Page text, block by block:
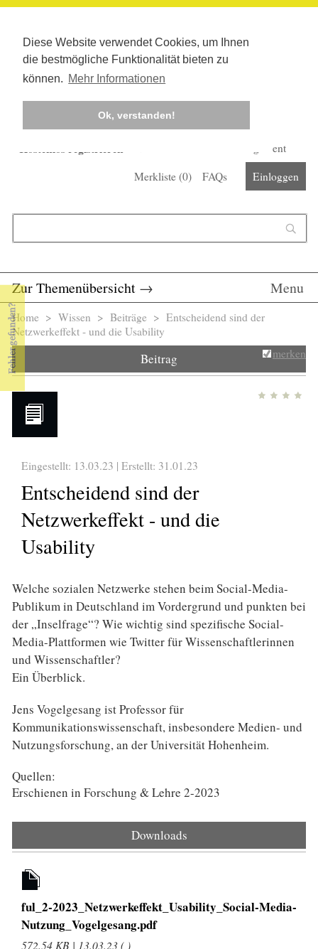
Diese Website verwendet Cookies, um Ihnen
die bestmögliche Funktionalität bieten zu
können. Mehr Informationen
Ok, verstanden!
Kostenlos registrieren
Corona-Management
Merkliste (0) FAQs Einloggen
Zur Themenübersicht → Menu
Sie sind hier
Home > Wissen > Beiträge > Entscheidend sind der
Netzwerkeffekt - und die Usability
Beitrag merken
Eingestellt: 13.03.23 | Erstellt: 31.01.23
Entscheidend sind der
Netzwerkeffekt - und die
Usability
Welche sozialen Netzwerke stehen beim Social-Media-
Publikum in Deutschland im Vordergrund und punkten bei
der „Inselfrage“? Wie wichtig sind spezifische Social-
Media-Plattformen wie Twitter für Wissenschaftlerinnen
und Wissenschaftler?
Ein Überblick.
Jens Vogelgesang ist Professor für
Kommunikationswissenschaft, insbesondere Medien- und
Nutzungsforschung, an der Universität Hohenheim.
Quellen:
Erschienen in Forschung & Lehre 2-2023
Downloads
ful_2-2023_Netzwerkeffekt_Usability_Social-Media-
Nutzung_Vogelgesang.pdf
572.54 KB | 13.03.23 ( )